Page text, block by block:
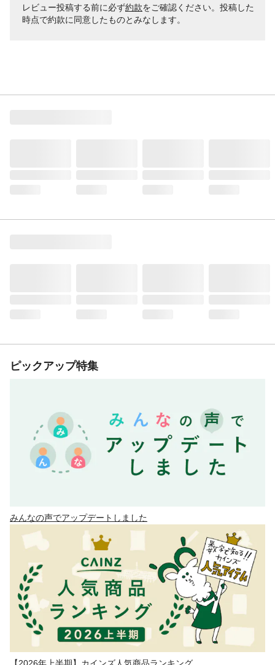
レビュー投稿する前に必ず約款をご確認ください。投稿した
時点で約款に同意したものとみなします。
ピックアップ特集
みんなの声でアップデートしました